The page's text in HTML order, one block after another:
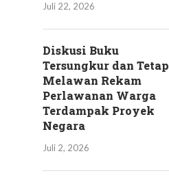
Juli 22, 2026
Diskusi Buku
Tersungkur dan Tetap
Melawan Rekam
Perlawanan Warga
Terdampak Proyek
Negara
Juli 2, 2026